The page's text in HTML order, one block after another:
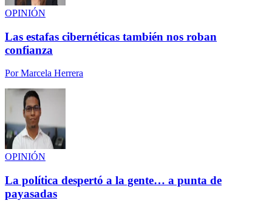
OPINIÓN
Las estafas cibernéticas también nos roban
confianza
PorMarcela Herrera
OPINIÓN
La política despertó a la gente… a punta de
payasadas